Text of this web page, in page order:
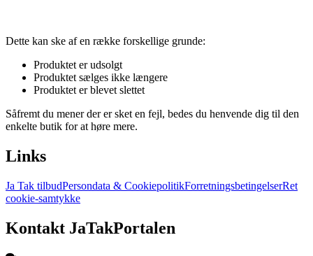
Dette kan ske af en række forskellige grunde:
Produktet er udsolgt
Produktet sælges ikke længere
Produktet er blevet slettet
Såfremt du mener der er sket en fejl, bedes du henvende dig til den
enkelte butik for at høre mere.
Links
Ja Tak tilbudPersondata & CookiepolitikForretningsbetingelserRet
cookie-samtykke
Kontakt JaTakPortalen